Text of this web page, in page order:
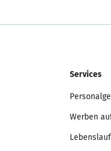
Services
Werben